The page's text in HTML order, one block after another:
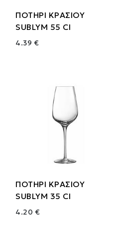
ΠΟΤΗΡΙ ΚΡΑΣΙΟΥ
SUBLYM 55 Cl
4.39 €
ΠΟΤΗΡΙ ΚΡΑΣΙΟΥ
SUBLYM 35 Cl
4.20 €